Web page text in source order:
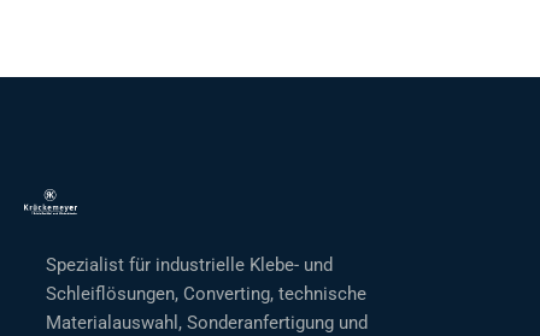
Spezialist für industrielle Klebe- und
Schleiflösungen, Converting, technische
Materialauswahl, Sonderanfertigung und